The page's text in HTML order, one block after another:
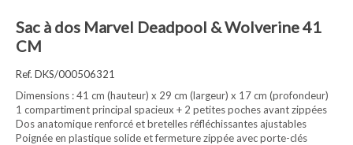
Sac à dos Marvel Deadpool & Wolverine 41
CM
Ref. DKS/000506321
Dimensions : 41 cm (hauteur) x 29 cm (largeur) x 17 cm (profondeur)
1 compartiment principal spacieux + 2 petites poches avant zippées
Dos anatomique renforcé et bretelles réfléchissantes ajustables
Poignée en plastique solide et fermeture zippée avec porte-clés